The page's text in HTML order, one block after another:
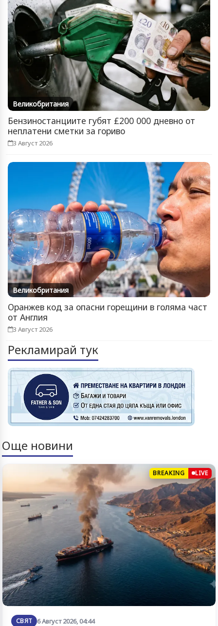
Великобритания
Бензиностанциите губят £200 000 дневно от
неплатени сметки за гориво
3 Август 2026
Великобритания
Оранжев код за опасни горещини в голяма част
от Англия
3 Август 2026
Рекламирай тук
Още новини
BREAKING LIVE
СВЯТ 6 Август 2026, 04:44